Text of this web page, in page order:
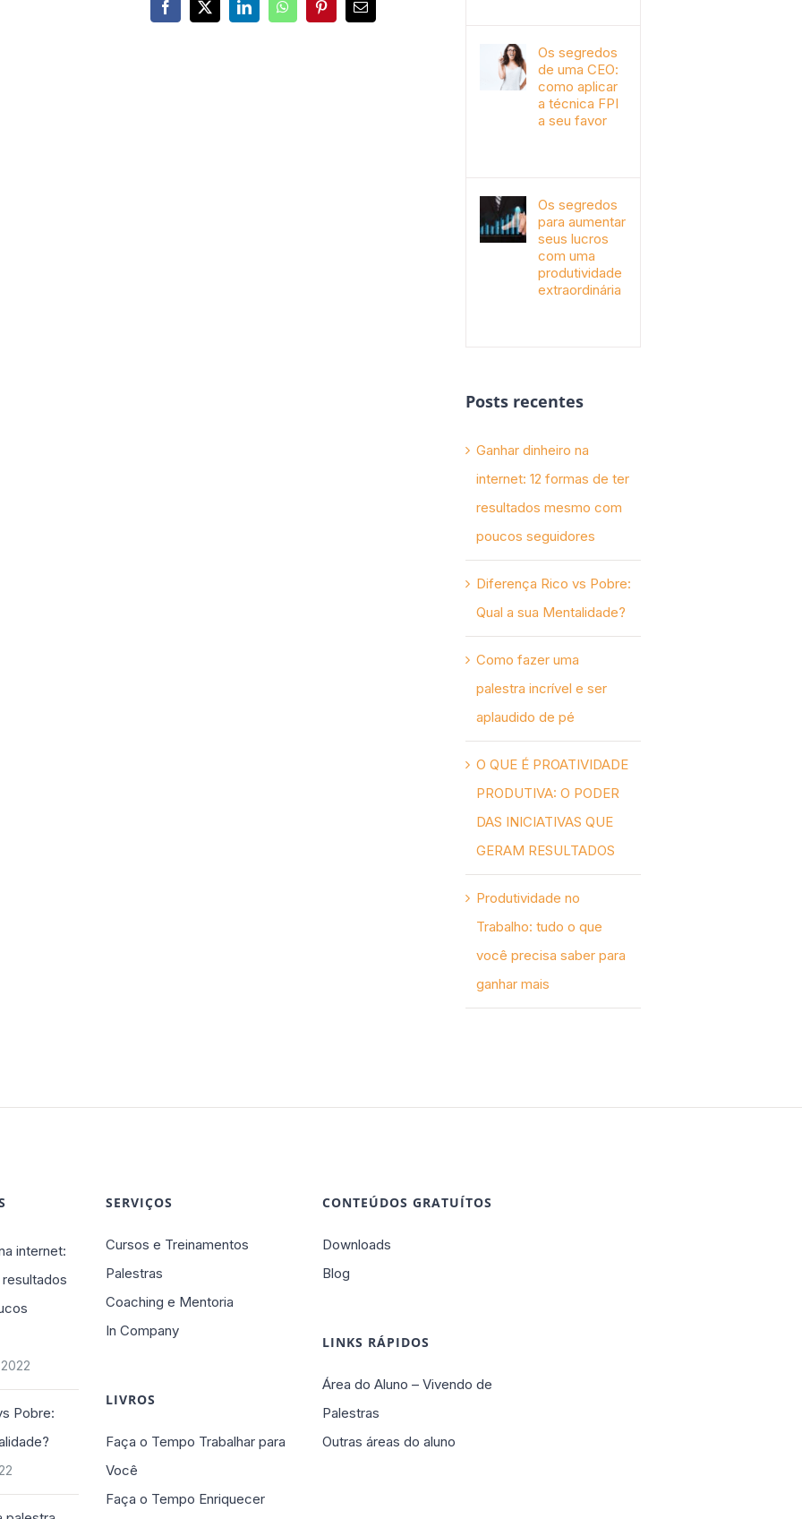
Os segredos
de uma CEO:
como aplicar
a técnica FPI
a seu favor
Os segredos
para aumentar
seus lucros
com uma
produtividade
extraordinária
Posts recentes
Ganhar dinheiro na
internet: 12 formas de ter
resultados mesmo com
poucos seguidores
Diferença Rico vs Pobre:
Qual a sua Mentalidade?
Como fazer uma
palestra incrível e ser
aplaudido de pé
O QUE É PROATIVIDADE
PRODUTIVA: O PODER
DAS INICIATIVAS QUE
GERAM RESULTADOS
Produtividade no
Trabalho: tudo o que
você precisa saber para
ganhar mais
internet:
Pobre:
SERVIÇOS
Cursos e Treinamentos
Palestras
Coaching e Mentoria
In Company
LIVROS
Faça o Tempo Trabalhar para
Você
Faça o Tempo Enriquecer
CONTEÚDOS GRATUÍTOS
Downloads
Blog
LINKS RÁPIDOS
Área do Aluno – Vivendo de
Palestras
Outras áreas do aluno